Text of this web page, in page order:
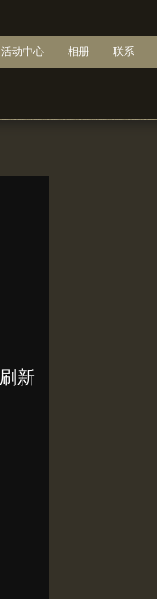
活动中心 相册 联系